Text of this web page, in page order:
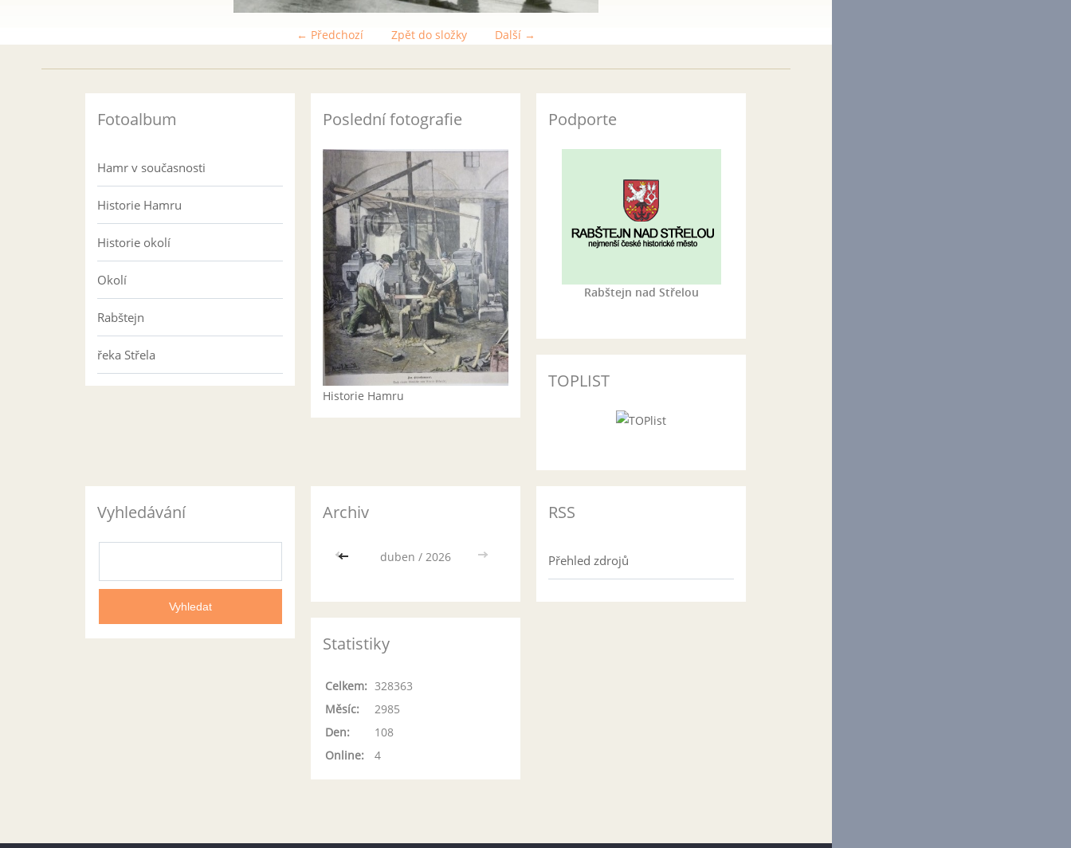
← Předchozí Další →
Zpět do složky
Fotoalbum
Hamr v současnosti
Historie Hamru
Historie okolí
Okolí
Rabštejn
řeka Střela
Poslední fotografie
Historie Hamru
Podporte
Rabštejn nad Střelou
TOPLIST
Vyhledávání Archiv
<< duben / 2026 >>
RSS
Přehled zdrojů
Statistiky
Online: 4
Celkem: 328363
Měsíc:
2985
Den:
108